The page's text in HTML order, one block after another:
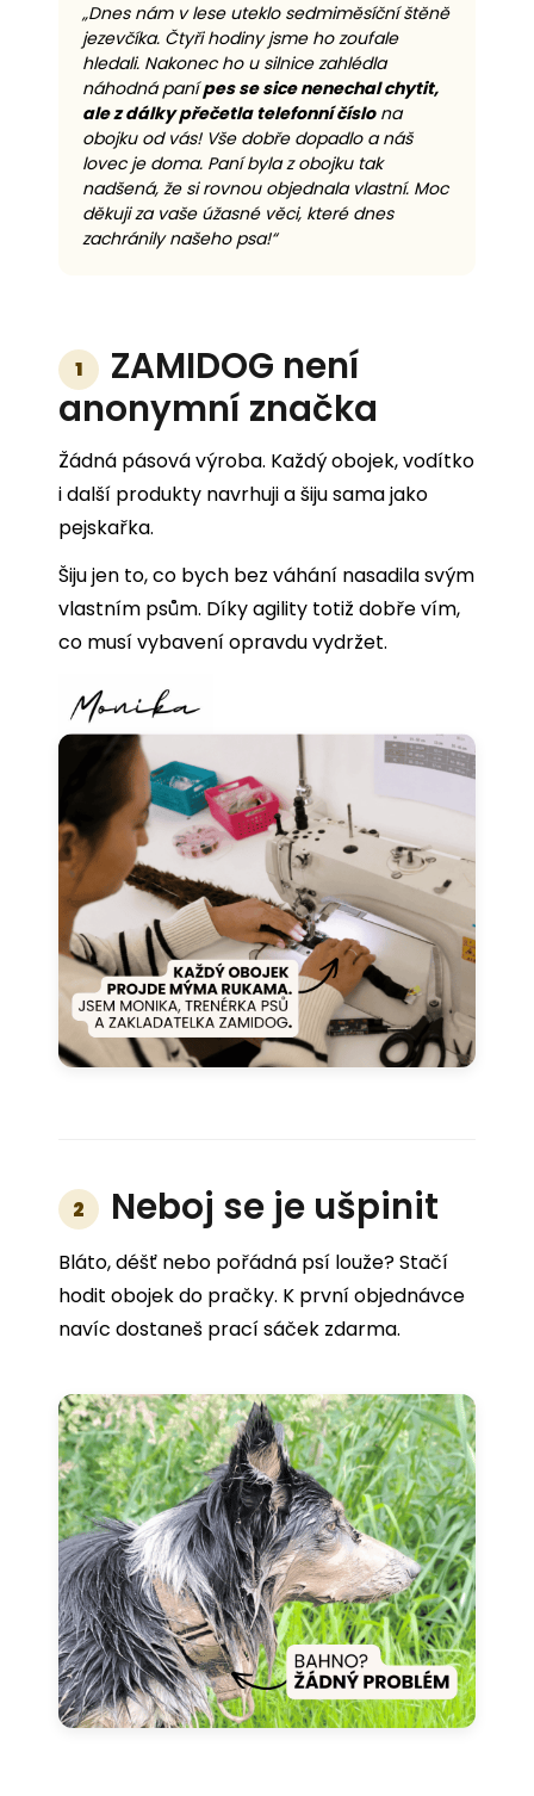
„Dnes nám v lese uteklo sedmiměsíční štěně
jezevčíka. Čtyři hodiny jsme ho zoufale
hledali. Nakonec ho u silnice zahlédla
náhodná panípes se sice nenechal chytit,
ale z dálky přečetla telefonní číslona
obojku od vás! Vše dobře dopadlo a náš
lovec je doma. Paní byla z obojku tak
nadšená, že si rovnou objednala vlastní. Moc
děkuji za vaše úžasné věci, které dnes
zachránily našeho psa!“
1
ZAMIDOG není
anonymní značka
Žádná pásová výroba. Každý obojek, vodítko
i další produkty navrhuji a šiju sama jako
pejskařka.
Šiju jen to, co bych bez váhání nasadila svým
vlastním psům. Díky agility totiž dobře vím,
co musí vybavení opravdu vydržet.
2 Neboj se je ušpinit
Bláto, déšť nebo pořádná psí louže? Stačí
hodit obojek do pračky. K první objednávce
navíc dostaneš prací sáček zdarma.